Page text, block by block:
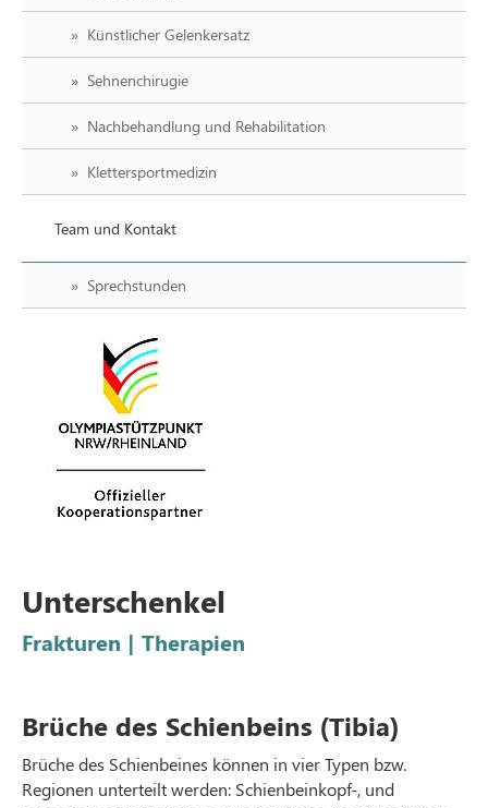
Künstlicher Gelenkersatz
Sehnenchirugie
Nachbehandlung und Rehabilitation
Klettersportmedizin
Team und Kontakt
Sprechstunden
Unterschenkel
Frakturen | Therapien
Brüche des Schienbeins (Tibia)
Brüche des Schienbeines können in vier Typen bzw.
Regionen unterteilt werden: Schienbeinkopf-, und